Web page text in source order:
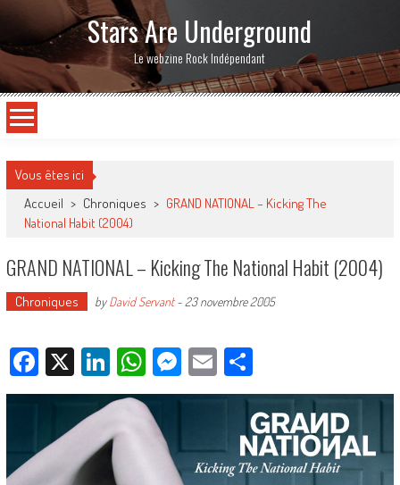
Stars Are Underground
Le webzine Rock Indépendant
Vous êtes ici
Accueil > Chroniques > GRAND NATIONAL – Kicking The
National Habit (2004)
GRAND NATIONAL – Kicking The National Habit (2004)
Chroniques byDavid Servant- 23 novembre 2005
Facebook
X LinkedIn
WhatsApp
Messenger
EmailPartager